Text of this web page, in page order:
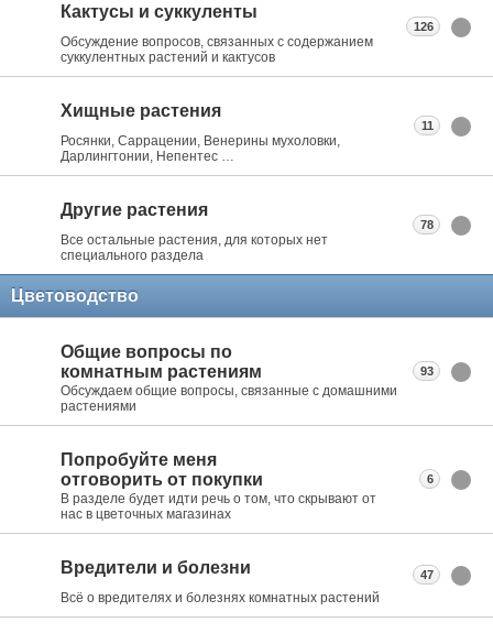
Кактусы и суккуленты
Обсуждение вопросов, связанных с содержанием
суккулентных растений и кактусов
126
Хищные растения
Росянки, Саррацении, Венерины мухоловки,
Дарлингтонии, Непентес …
11
Другие растения
Все остальные растения, для которых нет
специального раздела
78
Цветоводство
Общие вопросы по
комнатным растениям
Обсуждаем общие вопросы, связанные с домашними
растениями
93
Попробуйте меня
отговорить от покупки
В разделе будет идти речь о том, что скрывают от
нас в цветочных магазинах
6
Вредители и болезни
Всё о вредителях и болезнях комнатных растений
47